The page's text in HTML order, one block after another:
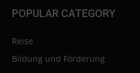
POPULAR CATEGORY
Reise
Bildung und Förderung